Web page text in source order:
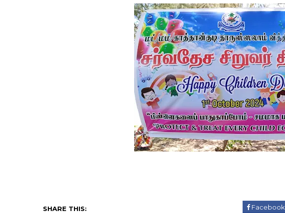
SHARE THIS: Facebook